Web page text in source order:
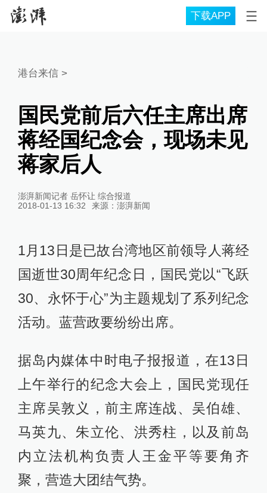
下载APP
港台来信>
国民党前后六任主席出席
蒋经国纪念会，现场未见
蒋家后人
澎湃新闻记者 岳怀让 综合报道
2018-01-13 16:32
来源： 澎湃新闻
1月13日是已故台湾地区前领导人蒋经
国逝世30周年纪念日，国民党以“飞跃
30、永怀于心”为主题规划了系列纪念
活动。蓝营政要纷纷出席。
据岛内媒体中时电子报报道，在13日
上午举行的纪念大会上，国民党现任
主席吴敦义，前主席连战、吴伯雄、
马英九、朱立伦、洪秀柱，以及前岛
内立法机构负责人王金平等要角齐
聚，营造大团结气势。